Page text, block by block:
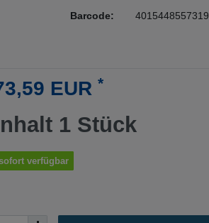
Barcode:
4015448557319
EUR *
1 Stück
verfügbar